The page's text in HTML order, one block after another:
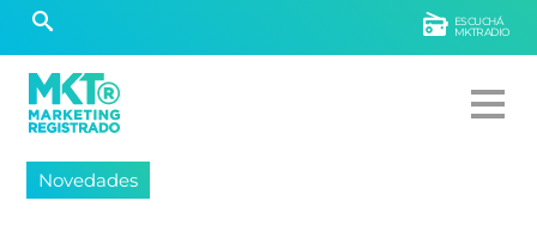
ESCUCHÁ
MKTRADIO
Novedades